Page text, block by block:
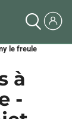
le freule
à
-